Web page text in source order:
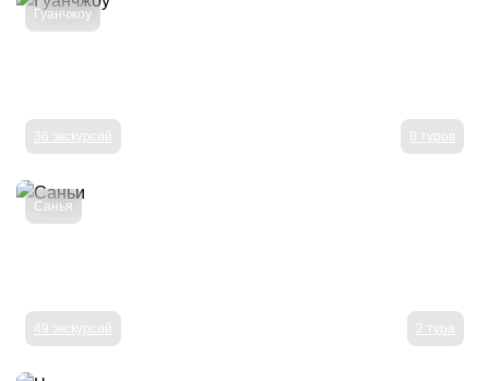
Гуанчжоу
8 туров
36 экскурсий
Санья
2 тура
49 экскурсий